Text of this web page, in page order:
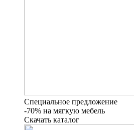
Специальное предложение
-70% на мягкую мебель
Скачать каталог